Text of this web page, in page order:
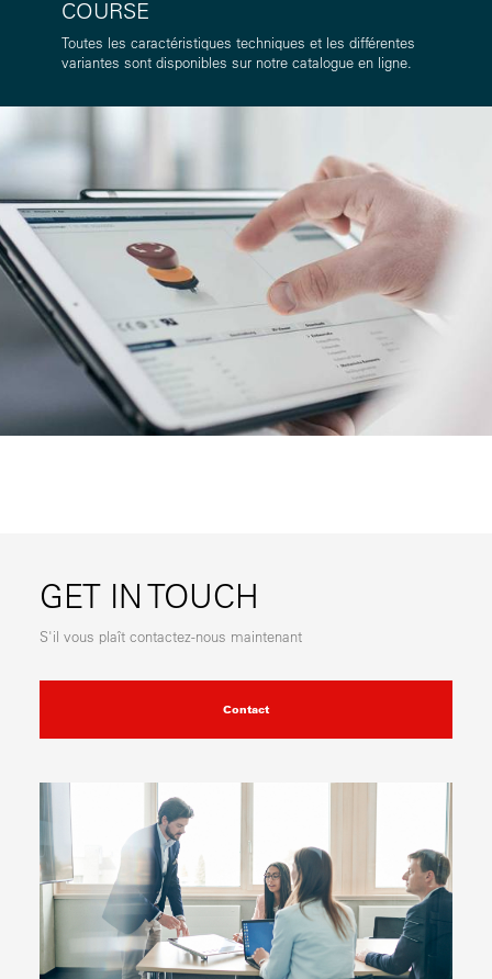
COURSE
Toutes les caractéristiques techniques et les différentes
variantes sont disponibles sur notre catalogue en ligne.
GET IN TOUCH
S'il vous plaît contactez-nous maintenant
Contact